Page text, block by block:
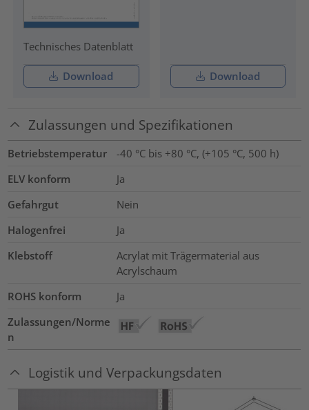
Technisches Datenblatt
Download Download
Zulassungen und Spezifikationen
Betriebstemperatur
-40 °C bis +80 °C, (+105 °C, 500 h)
ELV konform
Ja
Gefahrgut
Nein
Halogenfrei
Ja
Klebstoff
Acrylat mit Trägermaterial aus
Acrylschaum
ROHS konform
Ja
Zulassungen/Norme
n
Logistik und Verpackungsdaten